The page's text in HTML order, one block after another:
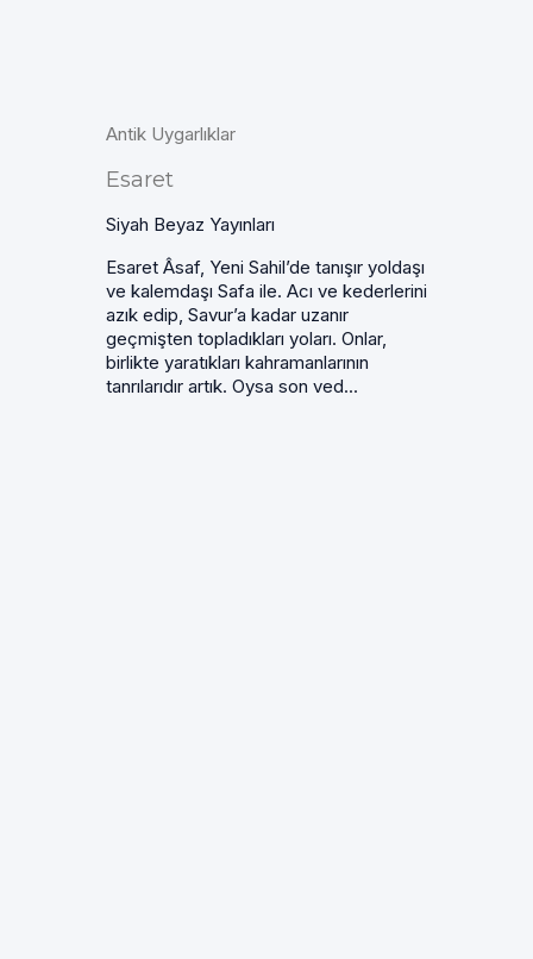
Antik Uygarlıklar
Esaret
Siyah Beyaz Yayınları
Esaret Âsaf, Yeni Sahil’de tanışır yoldaşı
ve kalemdaşı Safa ile. Acı ve kederlerini
azık edip, Savur’a kadar uzanır
geçmişten topladıkları yoları. Onlar,
birlikte yaratıkları kahramanlarının
tanrılarıdır artık. Oysa son ved...